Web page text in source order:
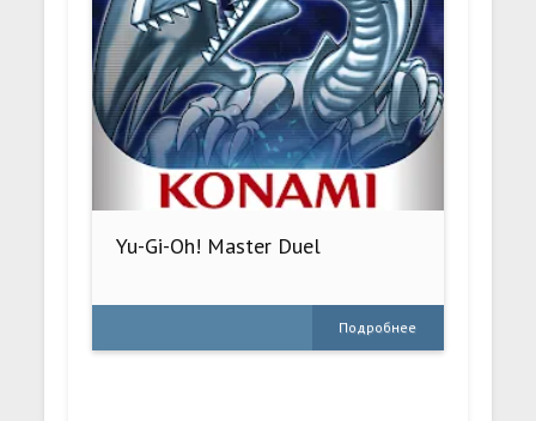
Yu-Gi-Oh! Master Duel
Подробнее